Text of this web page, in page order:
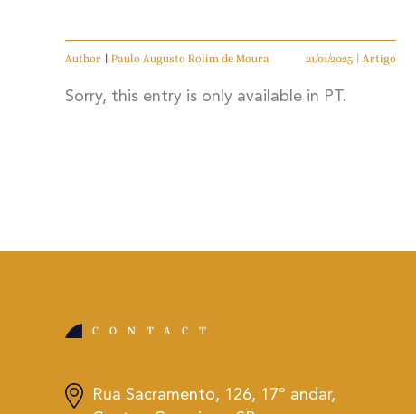
Author | Paulo Augusto Rolim de Moura 21/01/2025 | Artigo
Sorry, this entry is only available in PT.
CONTACT
Rua Sacramento, 126, 17º andar,